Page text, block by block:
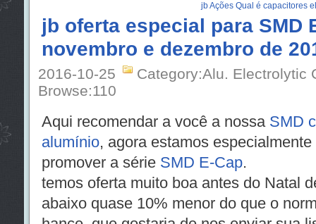
jb Ações Qual é capacitores
jb oferta especial para SMD
novembro e dezembro de
2016-10-25
Category:Alu. Electrolytic
Browse:110
Aqui recomendar a você a nossa SMD
alumínio, agora estamos especialmente
promover a série SMD E-Cap.
temos oferta muito boa antes do Natal
abaixo quase 10% menor do que o